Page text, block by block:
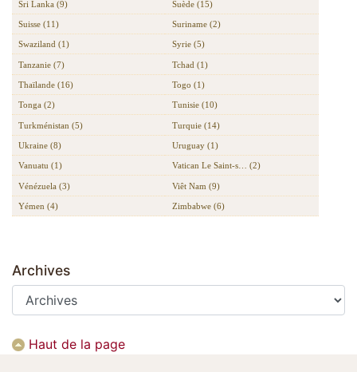
Sri Lanka (9) Suède (15)
Suisse (11) Suriname (2)
Swaziland (1) Syrie (5)
Tanzanie (7) Tchad (1)
Thaïlande (16) Togo (1)
Tonga (2) Tunisie (10)
Turkménistan (5) Turquie (14)
Ukraine (8) Uruguay (1)
Vanuatu (1) Vatican Le Saint-s… (2)
Vénézuela (3) Viêt Nam (9)
Yémen (4) Zimbabwe (6)
Archives
Haut de la page